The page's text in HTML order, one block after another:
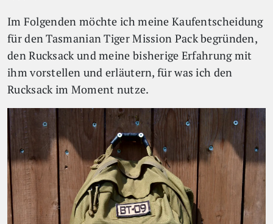
Im Folgenden möchte ich meine Kaufentscheidung
für den Tasmanian Tiger Mission Pack begründen,
den Rucksack und meine bisherige Erfahrung mit
ihm vorstellen und erläutern, für was ich den
Rucksack im Moment nutze.